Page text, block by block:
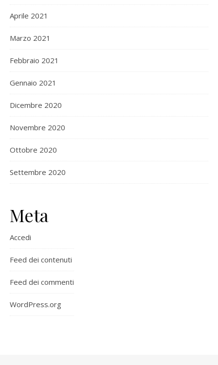
Aprile 2021
Marzo 2021
Febbraio 2021
Gennaio 2021
Dicembre 2020
Novembre 2020
Ottobre 2020
Settembre 2020
Meta
Accedi
Feed dei contenuti
Feed dei commenti
WordPress.org